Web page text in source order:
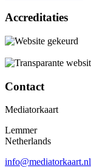
Accreditaties
Contact
Mediatorkaart
Lemmer
Netherlands
info@mediatorkaart.nl